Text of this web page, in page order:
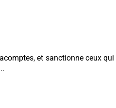
et sanctionne ceux